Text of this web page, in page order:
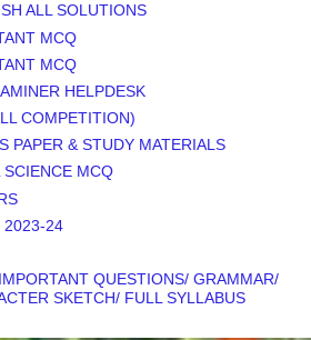
ALL SOLUTIONS
MCQ
MCQ
HELPDESK
COMPETITION)
PAPER & STUDY MATERIALS
MCQ
2023-24
QUESTIONS/ GRAMMAR/
SKETCH/ FULL SYLLABUS